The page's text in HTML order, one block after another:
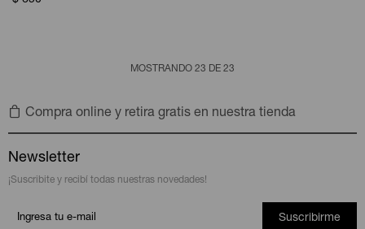
MOSTRANDO 23 DE 23
Compra online y retira gratis en nuestra tienda
Newsletter
¡Suscribite y recibí todas nuestras novedades!
Suscribirme